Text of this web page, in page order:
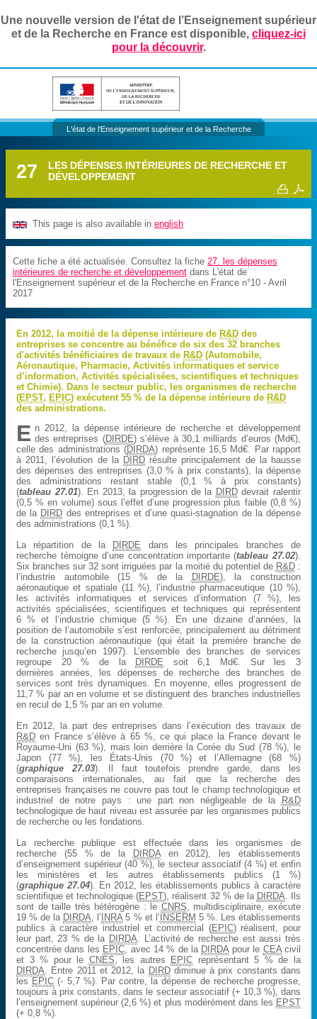
Une nouvelle version de l'état de l’Enseignement supérieur
et de la Recherche en France est disponible, cliquez-ici
pour la découvrir.
L'état de l'Enseignement supérieur et de la Recherche
27
LES DÉPENSES INTÉRIEURES DE RECHERCHE ET
DÉVELOPPEMENT
This page is also available inenglish
Cette fiche a été actualisée. Consultez la fiche 27. les dépenses
intérieures de recherche et développement dans L'état de
l'Enseignement supérieur et de la Recherche en France n°10 - Avril
2017
En 2012, la moitié de la dépense intérieure de R&D des
entreprises se concentre au bénéfice de six des 32 branches
d'activités bénéficiaires de travaux de R&D (Automobile,
Aéronautique, Pharmacie, Activités informatiques et service
d’information, Activités spécialisées, scientifiques et techniques
et Chimie). Dans le secteur public, les organismes de recherche
(EPST, EPIC) exécutent 55 % de la dépense intérieure de R&D
des administrations.
E n 2012, la dépense intérieure de recherche et développement
des entreprises (DIRDE) s’élève à 30,1 milliards d’euros (Md€),
celle des administrations (DIRDA) représente 16,5 Md€. Par rapport
à 2011, l’évolution de la DIRD résulte principalement de la hausse
des dépenses des entreprises (3,0 % à prix constants), la dépense
des administrations restant stable (0,1 % à prix constants)
(tableau 27.01). En 2013, la progression de la DIRDdevrait ralentir
(0,5 % en volume) sous l’effet d’une progression plus faible (0,8 %)
de la DIRD des entreprises et d’une quasi-stagnation de la dépense
des administrations (0,1 %).
La répartition de la
DIRDE dans les principales branches de
recherche témoigne d’une concentration importante (tableau 27.02).
Six branches sur 32 sont irriguées par la moitié du potentiel de R&D:
l’industrie automobile (15 % de la
DIRDE), la construction
aéronautique et spatiale (11 %), l’industrie pharmaceutique (10 %),
les activités informatiques et services d’information (7 %), les
activités spécialisées, scientifiques et techniques qui représentent
6 % et l’industrie chimique (5 %). En une dizaine d’années, la
position de l’automobile s’est renforcée, principalement au détriment
de la construction aéronautique (qui était la première branche de
recherche jusqu’en 1997). L’ensemble des branches de services
regroupe 20 % de la
DIRDE soit 6,1 Md€. Sur les 3
dernières années, les dépenses de recherche des branches de
services sont très dynamiques. En moyenne, elles progressent de
11,7 % par an en volume et se distinguent des branches industrielles
en recul de 1,5 % par an en volume.
En 2012, la part des entreprises dans l’exécution des travaux de
R&D en France s’élève à 65 %, ce qui place la France devant le
Royaume-Uni (63 %), mais loin derrière la Corée du Sud (78 %), le
Japon (77 %), les États-Unis (70 %) et l’Allemagne (68 %)
(graphique 27.03). Il faut toutefois prendre garde, dans les
comparaisons internationales, au fait que la recherche des
entreprises françaises ne couvre pas tout le champ technologique et
industriel de notre pays : une part non négligeable de la
R&D
technologique de haut niveau est assurée par les organismes publics
de recherche ou les fondations.
La recherche publique est effectuée dans les organismes de
recherche (55 % de la
DIRDAen 2012), les établissements
d’enseignement supérieur (40 %), le secteur associatif (4 %) et enfin
les ministères et les autres établissements publics (1 %)
(graphique 27.04). En 2012, les établissements publics à caractère
scientifique et technologique (EPST), réalisent 32 % de la DIRDA . Ils
sont de taille très hétérogène : le CNRS , multidisciplinaire, exécute
19 % de la DIRDA , l’ INRA 5 % et l’ INSERM 5 %. Les établissements
publics à caractère industriel et commercial (EPIC) réalisent, pour
leur part, 23 % de la DIRDA . L’activité de recherche est aussi très
concentrée dans les EPIC , avec 14 % de la DIRDA pour le CEAcivil
et 3 % pour le CNES , les autres EPIC représentant 5 % de la
DIRDA . Entre 2011 et 2012, la DIRDdiminue à prix constants dans
les EPIC (- 5,7 %). Par contre, la dépense de recherche progresse,
toujours à prix constants, dans le secteur associatif (+ 10,3 %), dans
l’enseignement supérieur (2,6 %) et plus modérément dans les EPST
(+ 0,8 %).